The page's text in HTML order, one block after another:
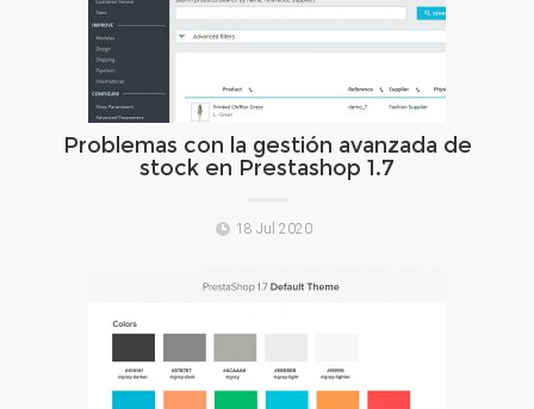
Problemas con la gestión avanzada de
stock en Prestashop 1.7
18 Jul 2020